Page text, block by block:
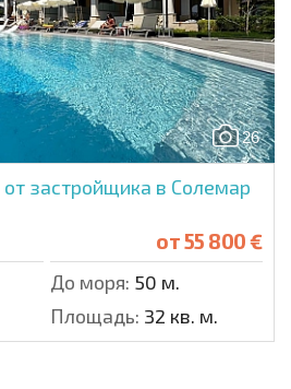
26
застройщика в Солемар
от55 800 €
До моря: 50 м.
Площадь: 32 кв. м.